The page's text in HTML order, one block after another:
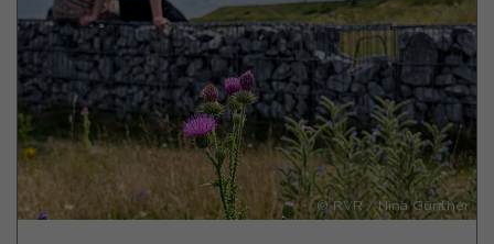
© RVR / Nina Günther